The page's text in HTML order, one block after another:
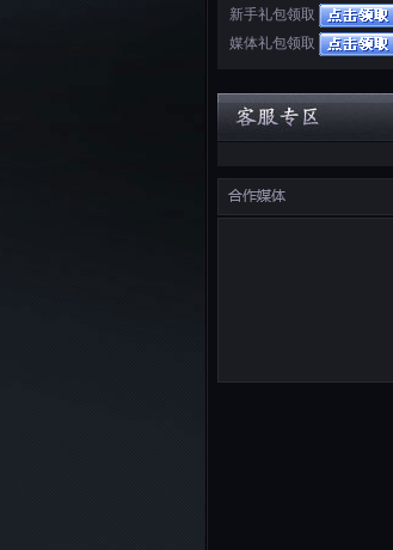
新手礼包领取
媒体礼包领取